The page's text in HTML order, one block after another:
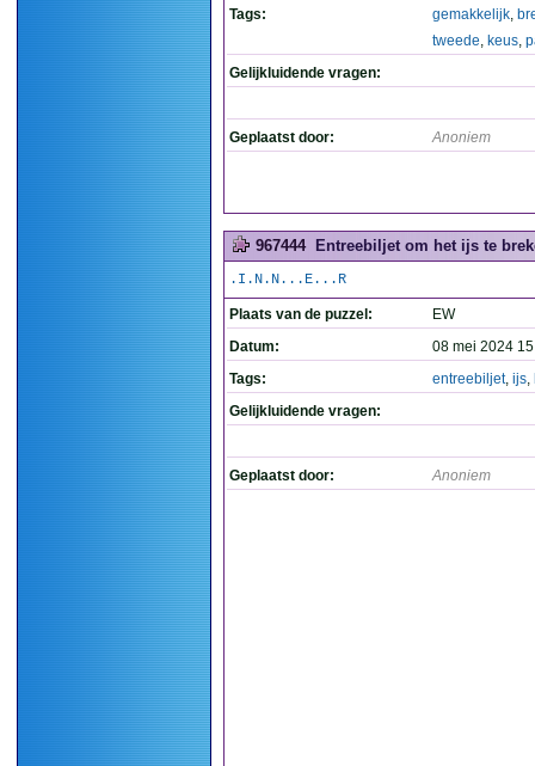
Tags:
gemakkelijk,
tweede, keus,
Gelijkluidende vragen:
Geplaatst door: Anoniem
967444 Entreebiljet om het ijs te
.I.N.N...E...R
Plaats van de puzzel:
EW
Datum:
08 mei 2024
Tags:
entreebiljet, ijs,
Gelijkluidende vragen:
Geplaatst door: Anoniem